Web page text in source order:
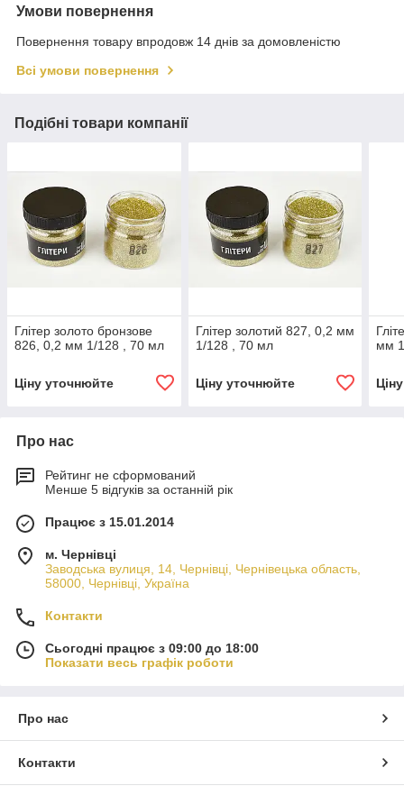
Умови повернення
Повернення товару впродовж 14 днів за домовленістю
Всі умови повернення
Подібні товари компанії
Глітер золото бронзове
826, 0,2 мм 1/128 , 70 мл
Ціну уточнюйте
Глітер золотий 827, 0,2 мм
1/128 , 70 мл
Ціну уточнюйте
мм
Про нас
Рейтинг не сформований
Менше 5 відгуків за останній рік
Працює з 15.01.2014
м. Чернівці
Заводська вулиця, 14, Чернівці, Чернівецька область,
58000, Чернівці, Україна
Контакти
Сьогодні працює з 09:00 до 18:00
Показати весь графік роботи
Про нас
Контакти